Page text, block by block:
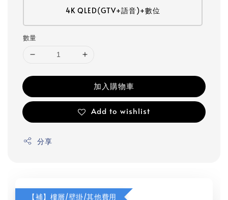
4K QLED(GTV+語音)+數位
數量
加入購物車
Add to wishlist
分享
【補】樓層/壁掛/其他費用